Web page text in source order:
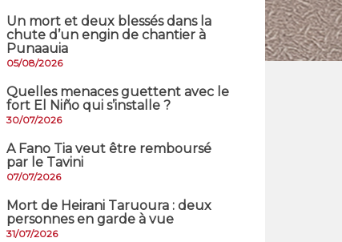
​Un mort et deux blessés dans la
chute d’un engin de chantier à
Punaauia
05/08/2026
Quelles menaces guettent avec le
fort El Niño qui s’installe ?
30/07/2026
A Fano Tia veut être remboursé
par le Tavini
07/07/2026
Mort de Heirani Taruoura : deux
personnes en garde à vue
31/07/2026